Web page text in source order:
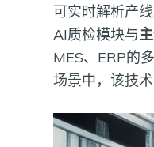
可实时解析产
AI质检模块与
MES、ERP的
场景中，该技